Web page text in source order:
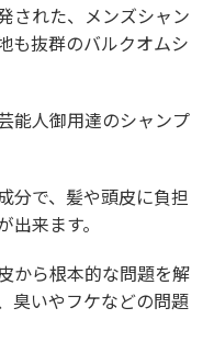
された、メンズシャン
も抜群のバルクオムシ
能人御用達のシャンプ
分で、髪や頭皮に負担
来ます。
から根本的な問題を解
臭いやフケなどの問題